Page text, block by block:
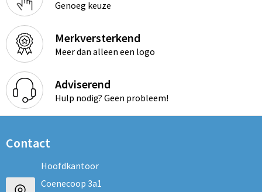
Genoeg keuze
Merkversterkend
Meer dan alleen een logo
Adviserend
Hulp nodig? Geen probleem!
Contact
Hoofdkantoor
Coenecoop 3a1